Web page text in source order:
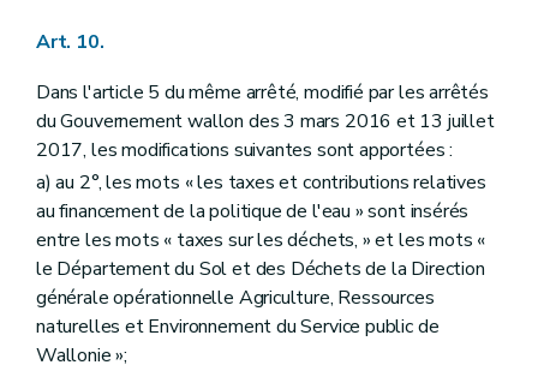
Art. 10.
Dans l'article 5 du même arrêté, modifié par les arrêtés
du Gouvernement wallon des 3 mars 2016 et 13 juillet
2017, les modifications suivantes sont apportées :
a) au 2°, les mots « les taxes et contributions relatives
au financement de la politique de l'eau » sont insérés
entre les mots « taxes sur les déchets, » et les mots «
le Département du Sol et des Déchets de la Direction
générale opérationnelle Agriculture, Ressources
naturelles et Environnement du Service public de
Wallonie »;